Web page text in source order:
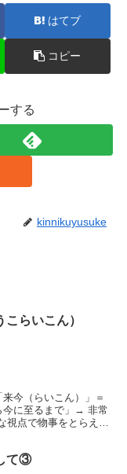
はてブ
コピー
する
kinnikuyusuke
らいこん）
今（らいこん）」＝
に至るまで」→ 非常
点で物事をとらえる
て③